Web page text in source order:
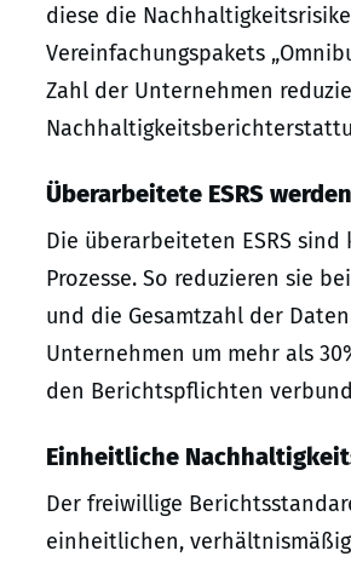
diese die
Vereinfachungspakets
Zahl der Unternehmen
Überarbeitete ESRS
Die überarbeiteten ESRS
Prozesse. So reduzieren sie
und die Gesamtzahl der
Unternehmen um mehr als
den Berichtspflichten
Einheitliche
Der freiwillige
einheitlichen,